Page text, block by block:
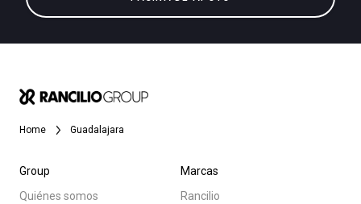
Home Guadalajara
Group
Quiénes somos
Marcas
Rancilio
Descargar